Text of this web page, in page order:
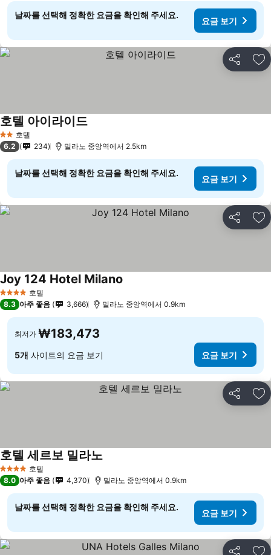
날짜를 선택해 정확한 요금을 확인해 주세요.
요금 보기
공유 즐
2 성급호텔
호텔 아이라이드
6.2 234 밀라노 중앙역에서 2.5km
날짜를 선택해 정확한 요금을 확인해 주세요.
요금 보기
공유 즐
4 성급 호텔
Joy 124 Hotel Milano
8.3 아주 좋음 3,666 밀라노 중앙역에서 0.9km
최저가 ₩183,473
5개 사이트의 요금 보기 요금 보기
공유 즐
4 성급 호텔
호텔 세르보 밀라노
8.0 아주 좋음 4,370 밀라노 중앙역에서 0.9km
날짜를 선택해 정확한 요금을 확인해 주세요.
요금 보기